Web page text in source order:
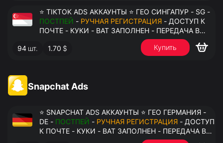
⭐ TIKTOK ADS АККАУНТЫ ⭐ ГЕО СИНГАПУР - SG -
ПОСТПЕЙ - РУЧНАЯ РЕГИСТРАЦИЯ - ДОСТУП К
ПОЧТЕ - КУКИ - ВАТ ЗАПОЛНЕН - ПЕРЕДАЧА В
94 шт. 1.70 $ Купить
Snapchat Ads
⭐ SNAPCHAT ADS АККАУНТЫ ⭐ ГЕО ГЕРМАНИЯ -
DE - ПОСТПЕЙ - РУЧНАЯ РЕГИСТРАЦИЯ - ДОСТУП
К ПОЧТЕ - КУКИ - ВАТ ЗАПОЛНЕН - ПЕРЕДАЧА В